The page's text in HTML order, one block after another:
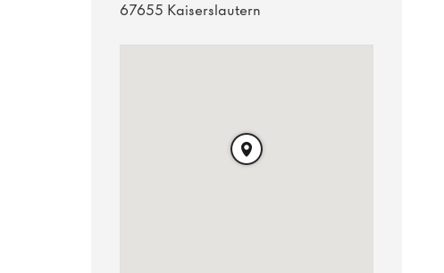
67655 Kaiserslautern